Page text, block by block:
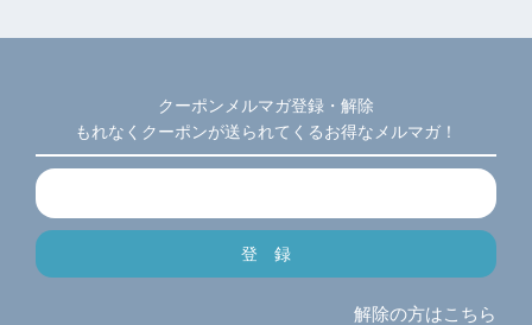
クーポンメルマガ登録・解除
もれなくクーポンが送られてくるお得なメルマガ！
解除の方はこちら